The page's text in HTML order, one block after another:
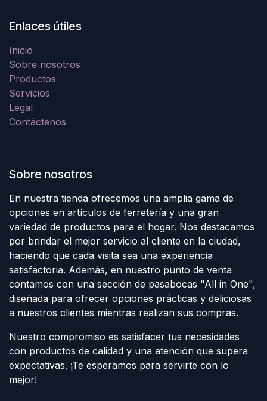
Enlaces útiles
Inicio
Sobre nosotros
Productos
Servicios
Legal
Contáctenos
Sobre nosotros
En nuestra tienda ofrecemos una amplia gama de
opciones en artículos de ferretería y una gran
variedad de productos para el hogar. Nos destacamos
por brindar el mejor servicio al cliente en la ciudad,
haciendo que cada visita sea una experiencia
satisfactoria. Además, en nuestro punto de venta
contamos con una sección de pasabocas "All in One",
diseñada para ofrecer opciones prácticas y deliciosas
a nuestros clientes mientras realizan sus compras.
Nuestro compromiso es satisfacer tus necesidades
con productos de calidad y una atención que supera
expectativas. ¡Te esperamos para servirte con lo
mejor!